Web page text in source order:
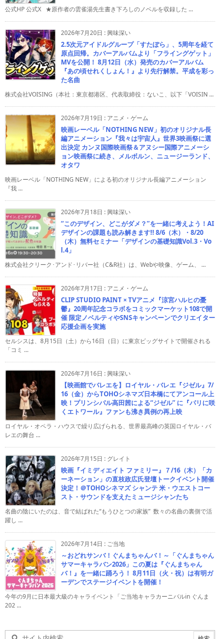
公式HP 公式X ★原作者の雲雀湯先生書き下ろしのノベルを収録した ...
2026年7月20日 :興味深い
2.5次元アイドルグループ「すたぽら」、5周年を経て
原点回帰。カバーアルバムより「フライングゲット」
MVを公開！ 8月12日（水）発売のカバーアルバム
『あの頃せれくしょん！』より先行解禁。平成を彩っ
た名曲
株式会社VOISING（本社：東京都港区、代表取締役：ないこ、以下「VOISIN ...
2026年7月19日 : アニメ・ゲーム
映画レーベル「NOTHING NEW」初のオリジナル長
編アニメーション『我々は宇宙人』世界3映画祭に選
出決定 カンヌ国際映画祭＆アヌシー国際アニメーシ
ョン映画祭に続き、メルボルン、ニュージーランド、
オタワ
映画レーベル「NOTHING NEW」による初のオリジナル長編アニメーション
『我 ...
2026年7月18日 :興味深い
“このデザイン、どこがダメ？”を一緒に考えよう！AI
デザインの課題も読み解きます!! 8/6（木）・8/20
（木）無料セミナー「デザインの基礎知識Vol.3・Vo
l.4」
株式会社クリーク･アンド･リバー社（C&R社）は、Webや映像、ゲーム、 ...
2026年7月17日 : アニメ・ゲーム
CLIP STUDIO PAINT × TVアニメ『涼宮ハルヒの憂
鬱』20周年記念コラボをコミックマーケット108で開
催 限定ノベルティやSNSキャンペーンでクリエイター
応援企画を実施
セルシスは、8月15日（土）から16日（日）に東京ビッグサイトで開催される
「コミ ...
2026年7月16日 :興味深い
【映画館でバレエを】ロイヤル・バレエ『ジゼル』7/
16（金）からTOHOシネマズ日本橋にてアンコール上
映！プリンシパル高田茜による“ジゼル” に『パリに咲
くエトワール』ファンも沸き異例の再上映
ロイヤル・オペラ・ハウスで繰り広げられる、世界最高峰の英国ロイヤル・バ
レエの舞台 ...
2026年7月15日 : グレイト
映画『イミディエイト ファミリー』７/16（木）「カ
ーネーション」の直枝政広氏登壇トークイベント開催
決定！＠TOHOシネマズ シャンテ 米・ウエストコー
スト・サウンドを支えたミュージシャンたち
名曲の陰にいたのは、音で結ばれた“もうひとつの家族” 数々の名曲の裏側で活
躍し ...
2026年7月14日 : ご当地
～おどれサンバ！ぐんまちゃんバ！～「ぐんまちゃん
サマーキャラバン2026」この夏は『ぐんまちゃん
バ！』を一緒に踊ろう！ 8月11日（火・祝）は有明ガ
ーデンでステージイベントを開催！
今年の9月に日本最大級のキャライベント「ご当地キャラカーニバルin ぐんま
202 ...